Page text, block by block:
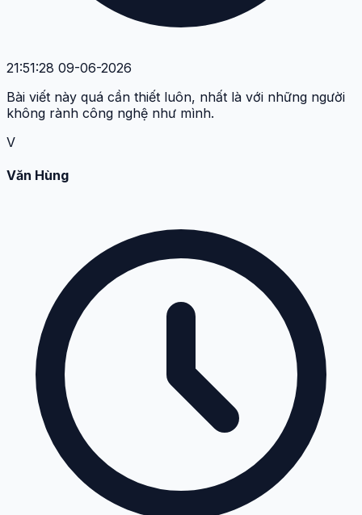
21:51:28 09-06-2026
Bài viết này quá cần thiết luôn, nhất là với những người
không rành công nghệ như mình.
V
Văn Hùng